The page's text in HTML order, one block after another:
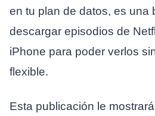
en tu plan de datos, es una
descargar episodios de
iPhone para poder verlos
flexible.
Esta publicación le